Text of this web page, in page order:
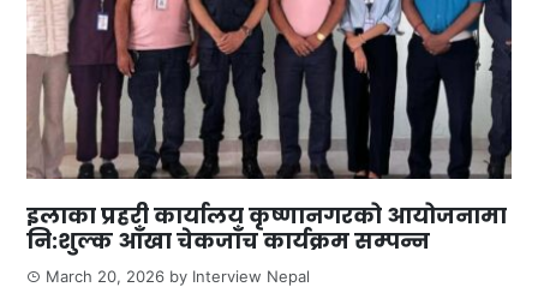
इलाका प्रहरी कार्यालय कृष्णानगरको आयोजनामा
नि:शुल्क आँखा चेकजाँच कार्यक्रम सम्पन्न
March 20, 2026 by Interview Nepal